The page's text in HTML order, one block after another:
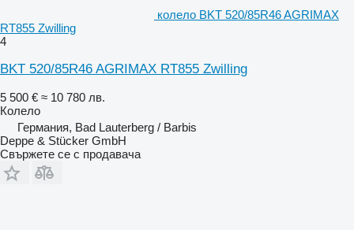
колело BKT 520/85R46 AGRIMAX
RT855 Zwilling
4
BKT 520/85R46 AGRIMAX RT855 Zwilling
5 500 € ≈ 10 780 лв.
Колело
Германия, Bad Lauterberg / Barbis
Deppe & Stücker GmbH
Свържете се с продавача